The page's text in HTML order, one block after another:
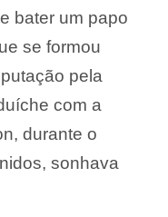
bater um papo
se formou
pela
com a
durante o
sonhava